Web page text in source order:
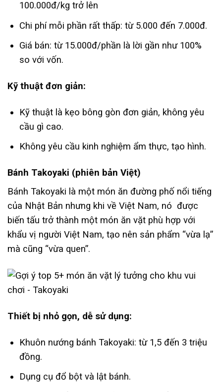
100.000đ/kg trở lên
Chi phí mỗi phần rất thấp: từ 5.000 đến 7.000đ.
Giá bán: từ 15.000đ/phần là lời gần như 100%
so với vốn.
Kỹ thuật đơn giản:
Kỹ thuật là kẹo bông gòn đơn giản, không yêu
cầu gì cao.
Không yêu cầu kinh nghiệm ẩm thực, tạo hình.
Bánh Takoyaki (phiên bản Việt)
Bánh Takoyaki là một món ăn đường phố nổi tiếng
của Nhật Bản nhưng khi về Việt Nam, nó được
biến tấu trở thành một món ăn vặt phù hợp với
khẩu vị người Việt Nam, tạo nên sản phẩm “vừa lạ”
mà cũng “vừa quen”.
Thiết bị nhỏ gọn, dễ sử dụng:
Khuôn nướng bánh Takoyaki: từ 1,5 đến 3 triệu
đồng.
Dụng cụ đổ bột và lật bánh.